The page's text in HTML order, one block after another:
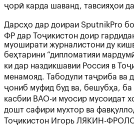
ҷорӣ карда шаванд, тавсияҳои
Дарсҳо дар доираи SputnikPro
ФР дар Тоҷикистон доир
муоширати журналистони ду
беҳтарини “дипломатияи
ки дар наздикшавии Россия в
менамояд. Табодули таҷриба ва
ҷониб муфид буд ва, бешубҳа,
касбии ВАО-и муосир мусоидат
дошт сафири мухтор ва
Тоҷикистон Игорь ЛЯКИН-